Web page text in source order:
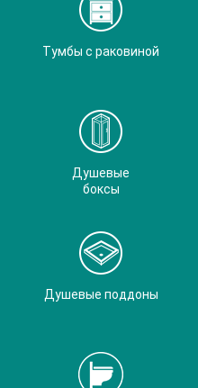
Тумбы с раковиной
Душевые
боксы
Душевые поддоны